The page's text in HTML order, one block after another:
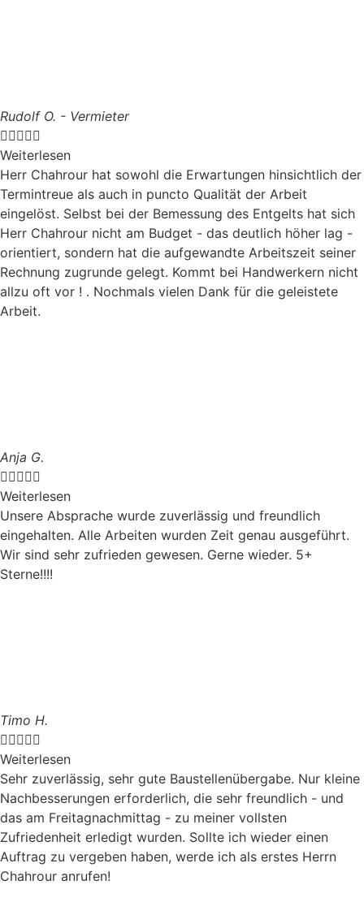
Rudolf O. - Vermieter

Weiterlesen
Herr Chahrour hat sowohl die Erwartungen hinsichtlich der
Termintreue als auch in puncto Qualität der Arbeit
eingelöst. Selbst bei der Bemessung des Entgelts hat sich
Herr Chahrour nicht am Budget - das deutlich höher lag -
orientiert, sondern hat die aufgewandte Arbeitszeit seiner
Rechnung zugrunde gelegt. Kommt bei Handwerkern nicht
allzu oft vor ! . Nochmals vielen Dank für die geleistete
Arbeit.
Anja G.

Weiterlesen
Unsere Absprache wurde zuverlässig und freundlich
eingehalten. Alle Arbeiten wurden Zeit genau ausgeführt.
Wir sind sehr zufrieden gewesen. Gerne wieder. 5+
Sterne!!!!
Timo H.

Weiterlesen
Sehr zuverlässig, sehr gute Baustellenübergabe. Nur kleine
Nachbesserungen erforderlich, die sehr freundlich - und
das am Freitagnachmittag - zu meiner vollsten
Zufriedenheit erledigt wurden. Sollte ich wieder einen
Auftrag zu vergeben haben, werde ich als erstes Herrn
Chahrour anrufen!